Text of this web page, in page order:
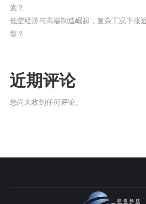
素？
低空经济与高端制造崛起，复杂工况下接
型？
近期评论
您尚未收到任何评论。